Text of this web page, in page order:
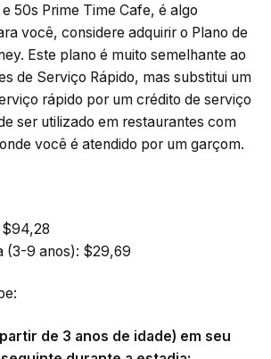
50s Prime Time Cafe, é algo
você, considere adquirir o Plano de
Este plano é muito semelhante ao
de Serviço Rápido, mas substitui um
rápido por um crédito de serviço
ser utilizado em restaurantes com
você é atendido por um garçom.
$94,28
(3-9 anos): $29,69
de 3 anos de idade) em seu